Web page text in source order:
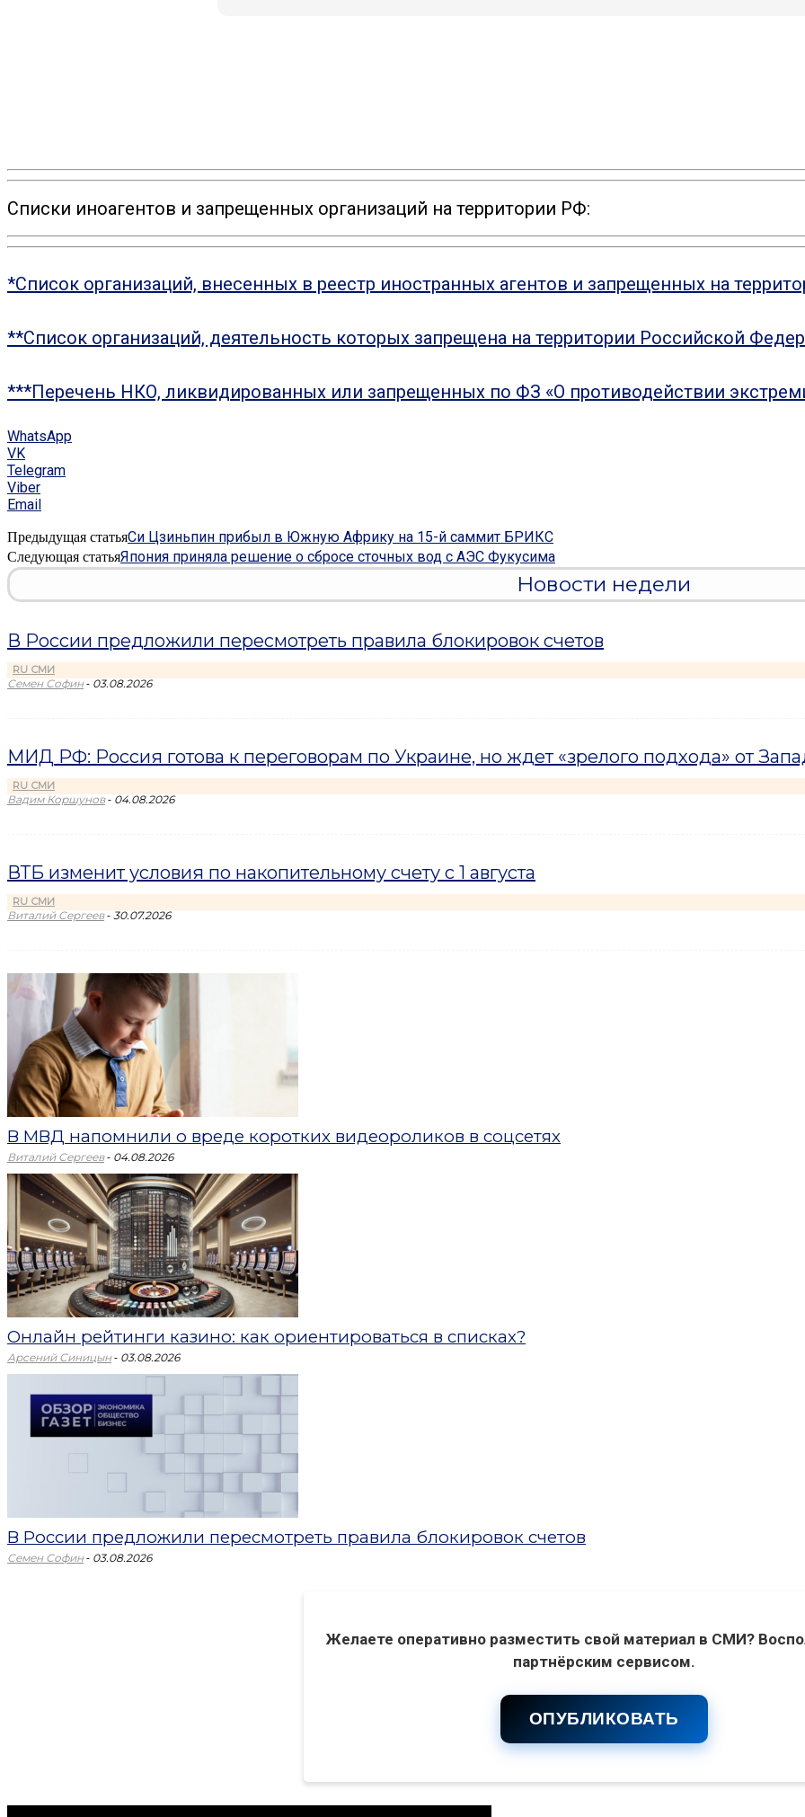
Списки иноагентов и запрещенных организаций на территории РФ:
*Список организаций, внесенных в реестр иностранных агентов и запрещенных на
**Список организаций, деятельность которых запрещена на территории Российской
***Перечень НКО, ликвидированных или запрещенных по ФЗ «О противодействии
WhatsApp
VK
Telegram
Viber
Email
Предыдущая статьяСи Цзиньпин прибыл в Южную Африку на 15-й саммит БРИКС
Следующая статьяЯпония приняла решение о сбросе сточных вод с АЭС Фукусима
Новости недели
В России предложили пересмотреть правила блокировок счетов
RU СМИ
Семен Софин - 03.08.2026
МИД РФ: Россия готова к переговорам по Украине, но ждет «зрелого подхода» от
RU СМИ
Вадим Коршунов - 04.08.2026
ВТБ изменит условия по накопительному счету с 1 августа
RU СМИ
Виталий Сергеев - 30.07.2026
В МВД напомнили о вреде коротких видеороликов в соцсетях
Виталий Сергеев - 04.08.2026
Онлайн рейтинги казино: как ориентироваться в списках?
Арсений Синицын - 03.08.2026
В России предложили пересмотреть правила блокировок счетов
Семен Софин - 03.08.2026
Желаете оперативно разместить свой материал в СМИ?
партнёрским сервисом.
ОПУБЛИКОВАТЬ